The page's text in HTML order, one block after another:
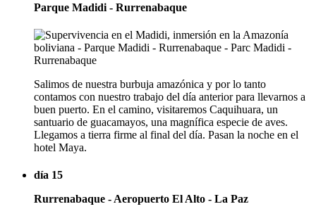
Parque Madidi - Rurrenabaque
Salimos de nuestra burbuja amazónica y por lo tanto
contamos con nuestro trabajo del día anterior para llevarnos a
buen puerto. En el camino, visitaremos Caquihuara, un
santuario de guacamayos, una magnífica especie de aves.
Llegamos a tierra firme al final del día. Pasan la noche en el
hotel Maya.
día 15
Rurrenabaque - Aeropuerto El Alto - La Paz